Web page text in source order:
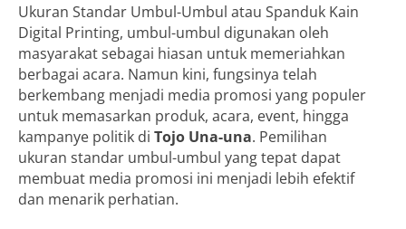
Ukuran Standar Umbul-Umbul atau Spanduk Kain
Digital Printing, umbul-umbul digunakan oleh
masyarakat sebagai hiasan untuk memeriahkan
berbagai acara. Namun kini, fungsinya telah
berkembang menjadi media promosi yang populer
untuk memasarkan produk, acara, event, hingga
kampanye politik di Tojo Una-una. Pemilihan
ukuran standar umbul-umbul yang tepat dapat
membuat media promosi ini menjadi lebih efektif
dan menarik perhatian.